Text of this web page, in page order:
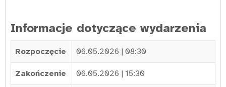
Informacje dotyczące wydarzenia
Rozpoczęcie 06.05.2026 | 08:30
Zakończenie 06.05.2026 | 15:30